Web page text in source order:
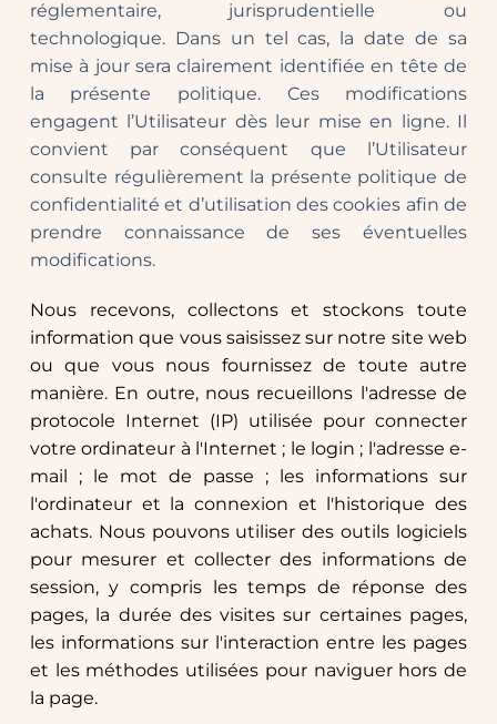
réglementaire, jurisprudentielle ou
technologique. Dans un tel cas, la date de sa
mise à jour sera clairement identifiée en tête de
la présente politique. Ces modifications
engagent l’Utilisateur dès leur mise en ligne. Il
convient par conséquent que l’Utilisateur
consulte régulièrement la présente politique de
confidentialité et d’utilisation des cookies afin de
prendre connaissance de ses éventuelles
modifications.
Nous recevons, collectons et stockons toute
information que vous saisissez sur notre site web
ou que vous nous fournissez de toute autre
manière. En outre, nous recueillons l'adresse de
protocole Internet (IP) utilisée pour connecter
votre ordinateur à l'Internet ; le login ; l'adresse e-
mail ; le mot de passe ; les informations sur
l'ordinateur et la connexion et l'historique des
achats. Nous pouvons utiliser des outils logiciels
pour mesurer et collecter des informations de
session, y compris les temps de réponse des
pages, la durée des visites sur certaines pages,
les informations sur l'interaction entre les pages
et les méthodes utilisées pour naviguer hors de
la page.